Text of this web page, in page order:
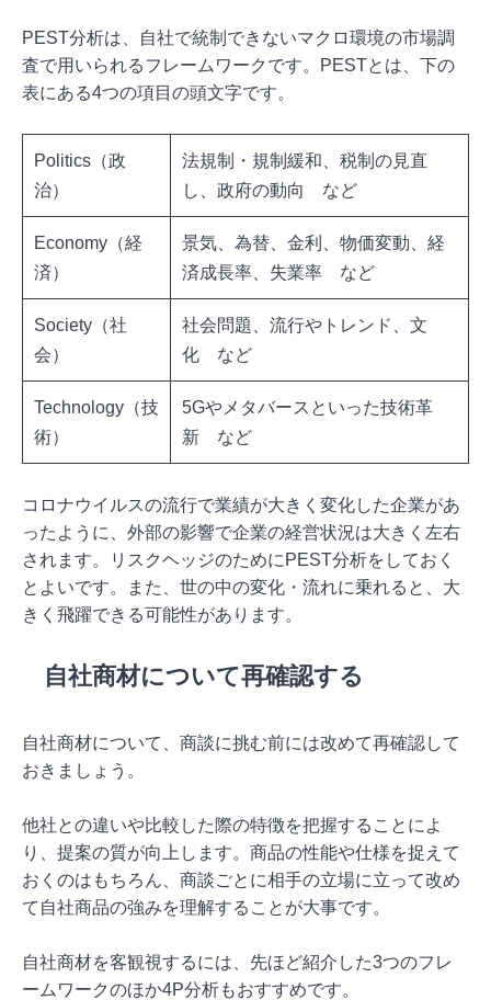
PEST分析は、自社で統制できないマクロ環境の市場調
査で用いられるフレームワークです。PESTとは、下の
表にある4つの項目の頭文字です。
Politics（政
治）
法規制・規制緩和、税制の見直
し、政府の動向 など
Economy（経
済）
景気、為替、金利、物価変動、経
済成長率、失業率 など
Society（社
会）
社会問題、流行やトレンド、文
化 など
Technology（技
術）
5Gやメタバースといった技術革
新 など
コロナウイルスの流行で業績が大きく変化した企業があ
ったように、外部の影響で企業の経営状況は大きく左右
されます。リスクヘッジのためにPEST分析をしておく
とよいです。また、世の中の変化・流れに乗れると、大
きく飛躍できる可能性があります。
自社商材について再確認する
自社商材について、商談に挑む前には改めて再確認して
おきましょう。
他社との違いや比較した際の特徴を把握することによ
り、提案の質が向上します。商品の性能や仕様を捉えて
おくのはもちろん、商談ごとに相手の立場に立って改め
て自社商品の強みを理解することが大事です。
自社商材を客観視するには、先ほど紹介した3つのフレ
ームワークのほか4P分析もおすすめです。